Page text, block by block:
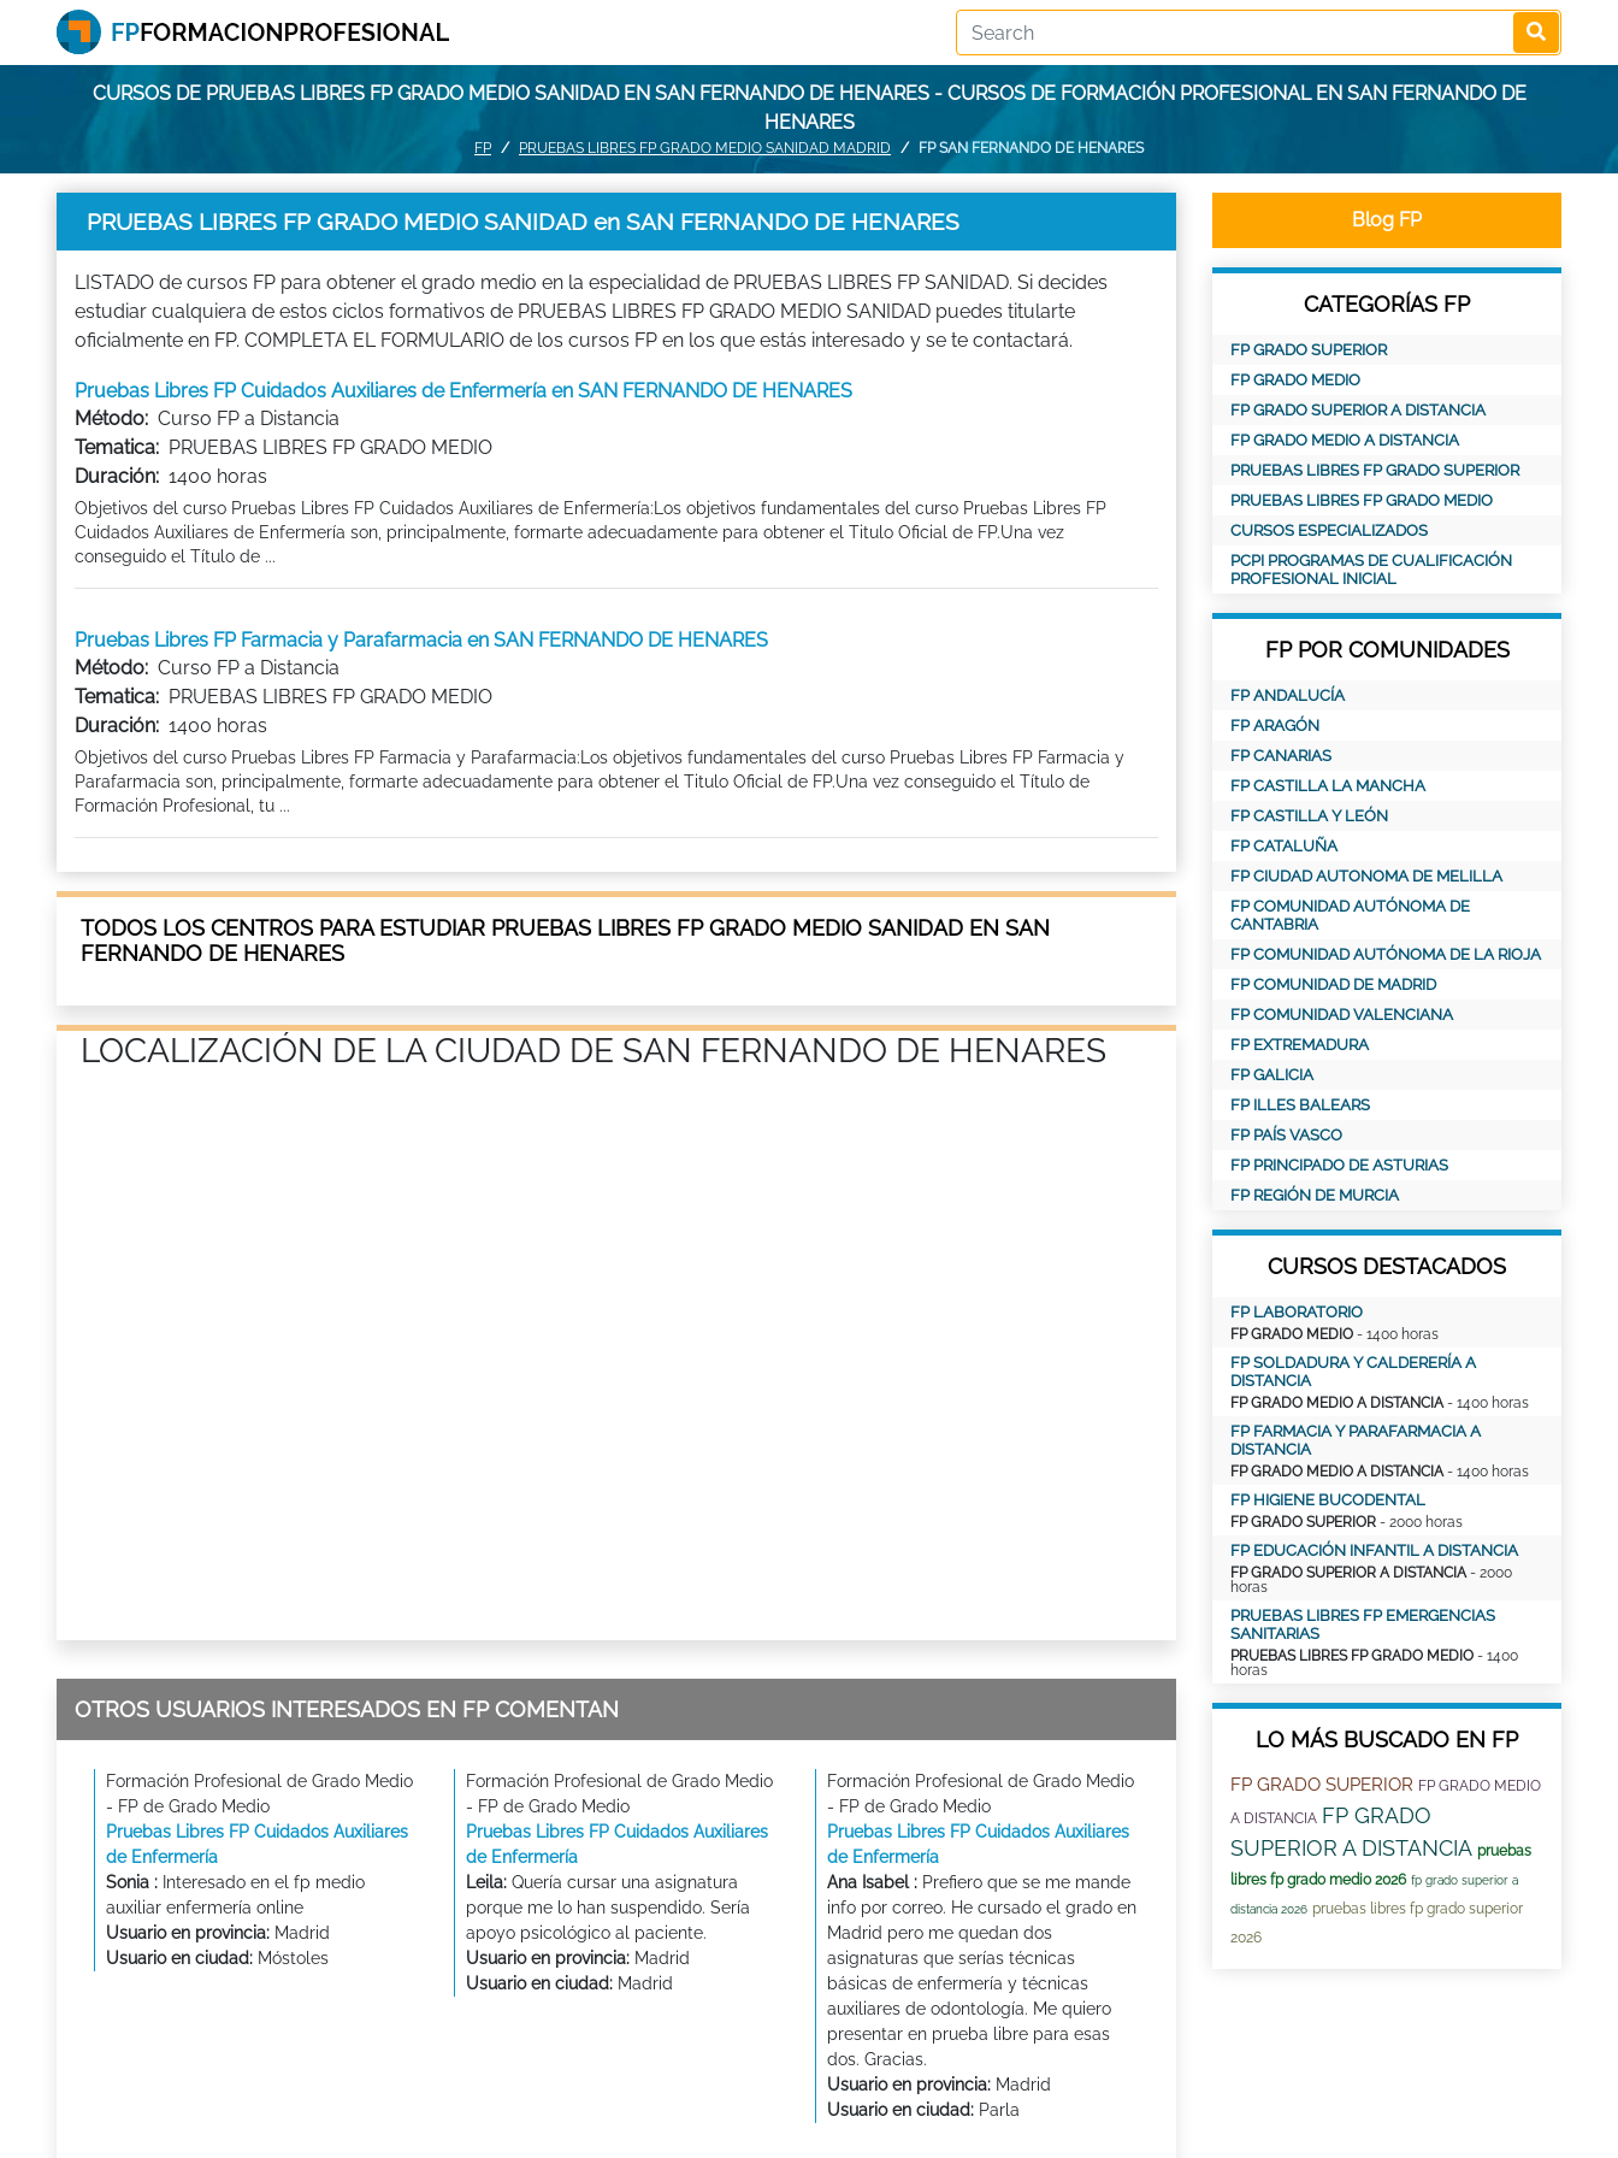
CURSOS DE PRUEBAS LIBRES FP GRADO MEDIO SANIDAD EN SAN FERNANDO DE HENARES - CURSOS DE FORMACIÓN PROFESIONAL EN SAN FERNANDO DE
HENARES
FP PRUEBAS LIBRES FP GRADO MEDIO SANIDAD MADRID FP SAN FERNANDO DE HENARES
PRUEBAS LIBRES FP GRADO MEDIO SANIDAD en SAN FERNANDO DE HENARES
LISTADO de cursos FP para obtener el grado medio en la especialidad de PRUEBAS LIBRES FP SANIDAD. Si decides
estudiar cualquiera de estos ciclos formativos de PRUEBAS LIBRES FP GRADO MEDIO SANIDAD puedes titularte
oficialmente en FP. COMPLETA EL FORMULARIO de los cursos FP en los que estás interesado y se te contactará.
Pruebas Libres FP Cuidados Auxiliares de Enfermería en SAN FERNANDO DE HENARES
Método: Curso FP a Distancia
Tematica: PRUEBAS LIBRES FP GRADO MEDIO
Duración: 1400 horas
Objetivos del curso Pruebas Libres FP Cuidados Auxiliares de Enfermería:Los objetivos fundamentales del curso Pruebas Libres FP
Cuidados Auxiliares de Enfermería son, principalmente, formarte adecuadamente para obtener el Titulo Oficial de FP.Una vez
conseguido el Título de ...
Pruebas Libres FP Farmacia y Parafarmacia en SAN FERNANDO DE HENARES
Método: Curso FP a Distancia
Tematica: PRUEBAS LIBRES FP GRADO MEDIO
Duración: 1400 horas
Objetivos del curso Pruebas Libres FP Farmacia y Parafarmacia:Los objetivos fundamentales del curso Pruebas Libres FP Farmacia y
Parafarmacia son, principalmente, formarte adecuadamente para obtener el Titulo Oficial de FP.Una vez conseguido el Título de
Formación Profesional, tu ...
TODOS LOS CENTROS PARA ESTUDIAR PRUEBAS LIBRES FP GRADO MEDIO SANIDAD EN SAN
FERNANDO DE HENARES
LOCALIZACIÓN DE LA CIUDAD DE SAN FERNANDO DE HENARES
OTROS USUARIOS INTERESADOS EN FP COMENTAN
Formación Profesional de Grado Medio
- FP de Grado Medio
Pruebas Libres FP Cuidados Auxiliares
de Enfermería
Sonia : Interesado en el fp medio
auxiliar enfermería online
Usuario en provincia: Madrid
Usuario en ciudad: Móstoles
Formación Profesional de Grado Medio
- FP de Grado Medio
Pruebas Libres FP Cuidados Auxiliares
de Enfermería
Leila: Quería cursar una asignatura
porque me lo han suspendido. Sería
apoyo psicológico al paciente.
Usuario en provincia: Madrid
Usuario en ciudad: Madrid
Formación Profesional de Grado Medio
- FP de Grado Medio
Pruebas Libres FP Cuidados Auxiliares
de Enfermería
Ana Isabel :Prefiero que se me mande
info por correo. He cursado el grado en
Madrid pero me quedan dos
asignaturas que serías técnicas
básicas de enfermería y técnicas
auxiliares de odontología. Me quiero
presentar en prueba libre para esas
dos. Gracias.
Usuario en provincia:Madrid
Usuario en ciudad:Parla
Blog FP
CATEGORÍAS FP
FP GRADO SUPERIOR
FP GRADO MEDIO
FP GRADO SUPERIOR A DISTANCIA
FP GRADO MEDIO A DISTANCIA
PRUEBAS LIBRES FP GRADO SUPERIOR
PRUEBAS LIBRES FP GRADO MEDIO
CURSOS ESPECIALIZADOS
PCPI PROGRAMAS DE CUALIFICACIÓN
PROFESIONAL INICIAL
FP POR COMUNIDADES
FP ANDALUCÍA
FP ARAGÓN
FP CANARIAS
FP CASTILLA LA MANCHA
FP CASTILLA Y LEÓN
FP CATALUÑA
FP CIUDAD AUTONOMA DE MELILLA
FP COMUNIDAD AUTÓNOMA DE
CANTABRIA
FP COMUNIDAD AUTÓNOMA DE LA RIOJA
FP COMUNIDAD DE MADRID
FP COMUNIDAD VALENCIANA
FP EXTREMADURA
FP GALICIA
FP ILLES BALEARS
FP PAÍS VASCO
FP PRINCIPADO DE ASTURIAS
FP REGIÓN DE MURCIA
CURSOS DESTACADOS
FP LABORATORIO
FP GRADO MEDIO - 1400 horas
FP SOLDADURA Y CALDERERÍA A
DISTANCIA
FP GRADO MEDIO A DISTANCIA- 1400 horas
FP FARMACIA Y PARAFARMACIA A
DISTANCIA
FP GRADO MEDIO A DISTANCIA- 1400 horas
FP HIGIENE BUCODENTAL
FP GRADO SUPERIOR - 2000 horas
FP EDUCACIÓN INFANTIL A DISTANCIA
FP GRADO SUPERIOR A DISTANCIA- 2000
horas
PRUEBAS LIBRES FP EMERGENCIAS
SANITARIAS
PRUEBAS LIBRES FP GRADO MEDIO - 1400
horas
LO MÁS BUSCADO EN FP
FP GRADO SUPERIOR FP GRADO MEDIO
A DISTANCIA FP GRADO
SUPERIOR A DISTANCIA pruebas
libres fp grado medio 2026 fp grado superior a
distancia 2026 pruebas libres fp grado superior
2026